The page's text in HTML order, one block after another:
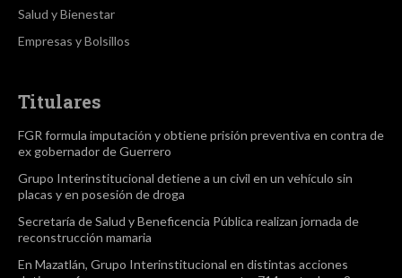
Salud y Bienestar
Empresas y Bolsillos
Titulares
FGR formula imputación y obtiene prisión preventiva en contra de
ex gobernador de Guerrero
Grupo Interinstitucional detiene a un civil en un vehículo sin
placas y en posesión de droga
Secretaría de Salud y Beneficencia Pública realizan jornada de
reconstrucción mamaria
En Mazatlán, Grupo Interinstitucional en distintas acciones